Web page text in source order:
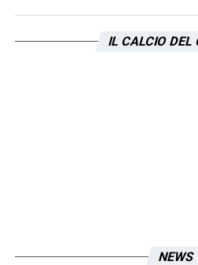
sostituireStrakosha,
IL CALCIO DEL
NEWS